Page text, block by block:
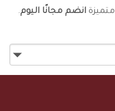
انضم مجانًا اليوم.